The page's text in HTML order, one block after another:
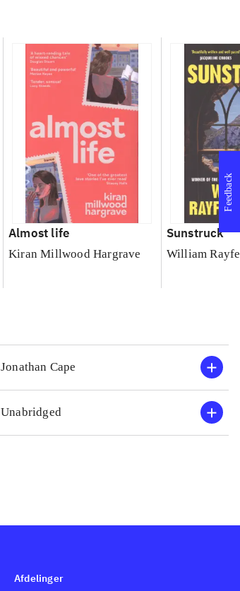
Almost life
Kiran Millwood Hargrave
Sunstruck
William
Jonathan Cape
Unabridged
Feedback
Afdelinger